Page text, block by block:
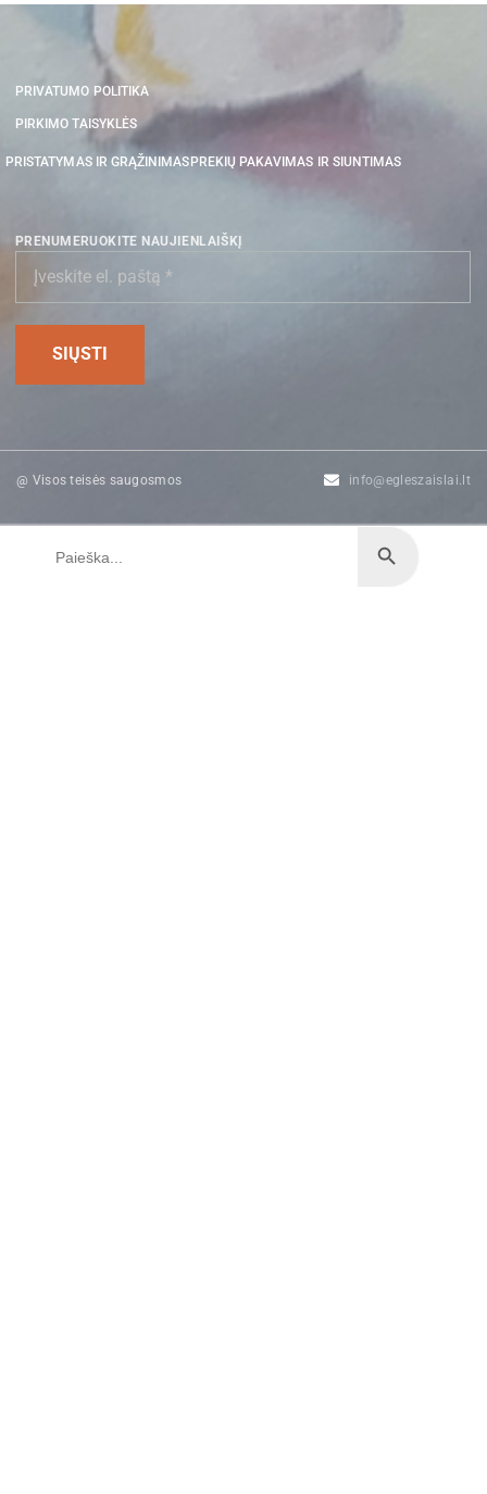
PRIVATUMO POLITIKA
PIRKIMO TAISYKLĖS
PRISTATYMAS IR GRĄŽINIMAS PREKIŲ PAKAVIMAS IR SIUNTIMAS
PRENUMERUOKITE NAUJIENLAIŠKĮ
@ Visos teisės saugosmos info@egleszaislai.lt